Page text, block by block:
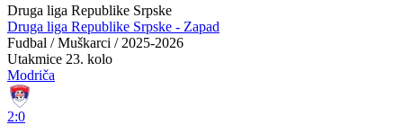
Druga liga Republike Srpske
Druga liga Republike Srpske - Zapad
Fudbal / Muškarci / 2025-2026
Utakmice 23. kolo
Modriča
2:0